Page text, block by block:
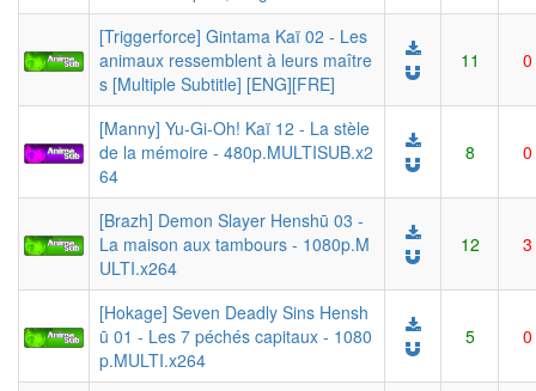
[Triggerforce] Gintama Kaï 02 - Les
animaux ressemblent à leurs maître
s [Multiple Subtitle] [ENG][FRE]
11 0
[Manny] Yu-Gi-Oh! Kaï 12 - La stèle
de la mémoire - 480p.MULTISUB.x2
64
8 0
[Brazh] Demon Slayer Henshū 03 -
La maison aux tambours - 1080p.M
ULTI.x264
12 3
[Hokage] Seven Deadly Sins Hensh
ū 01 - Les 7 péchés capitaux - 1080
p.MULTI.x264
5 0